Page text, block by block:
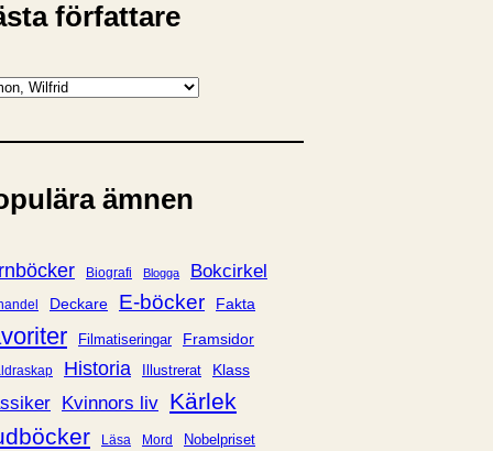
författare
ämnen
Biografi Blogga Bokcirkel
Deckare E-böcker Fakta
Filmatiseringar Framsidor
Historia Illustrerat Klass
Kvinnors liv Kärlek
Läsa Mord Nobelpriset